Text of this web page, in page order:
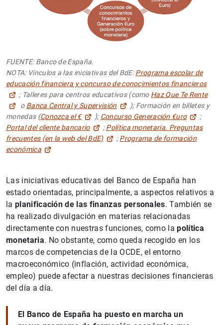
FUENTE: Banco de España.
NOTA: Vínculos a las iniciativas del BdE:Programa escolar de
educación financiera y concurso de conocimientos financieros
; Talleres para centros educativos (como Haz Que Te Rente
o Banca Central y Supervisión
); Formación en billetes y
monedas (Conozca el € ); Concurso Generación €uro
;
Portal del cliente bancario
;Política monetaria. Preguntas
frecuentes (en la web del BdE)
;Programa de formación
económica
Las iniciativas educativas del Banco de España han
estado orientadas, principalmente, a aspectos relativos a
la planificación de las finanzas personales. También se
ha realizado divulgación en materias relacionadas
directamente con nuestras funciones, como lapolítica
monetaria. No obstante, como queda recogido en los
marcos de competencias de la OCDE, el entorno
macroeconómico (inflación, actividad económica,
empleo) puede afectar a nuestras decisiones financieras
del día a día.
El Banco de España ha puesto en marcha un